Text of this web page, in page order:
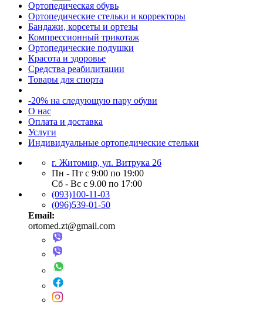
Ортопедическая обувь
Ортопедические стельки и корректоры
Бандажи, корсеты и ортезы
Компрессионный трикотаж
Ортопедические подушки
Красота и здоровье
Средства реабилитации
Товары для спорта
-20% на следующую пару обуви
О нас
Оплата и доставка
Услуги
Индивидуальные ортопедические стельки
г. Житомир, ул. Витрука 26
Пн - Пт с 9:00 по 19:00
Сб - Вс с 9.00 по 17:00
(093)100-11-03
(096)539-01-50
Email:
ortomed.zt@gmail.com